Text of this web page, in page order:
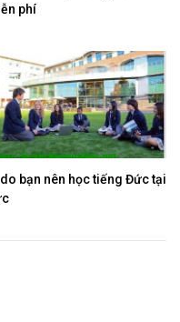
phí
do bạn nên học tiếng Đức tại